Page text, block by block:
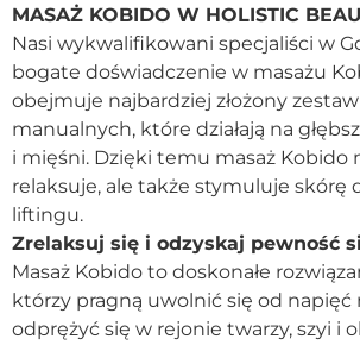
MASAŻ KOBIDO W HOLISTIC
Nasi wykwalifikowani specjaliści w
bogate doświadczenie w masażu
obejmuje najbardziej złożony
manualnych, które działają na
i mięśni. Dzięki temu masaż Kobido
relaksuje, ale także stymuluje skórę
liftingu.
Zrelaksuj się i odzyskaj pewność
Masaż Kobido to doskonałe
którzy pragną uwolnić się od napięć
odprężyć się w rejonie twarzy, szyi i